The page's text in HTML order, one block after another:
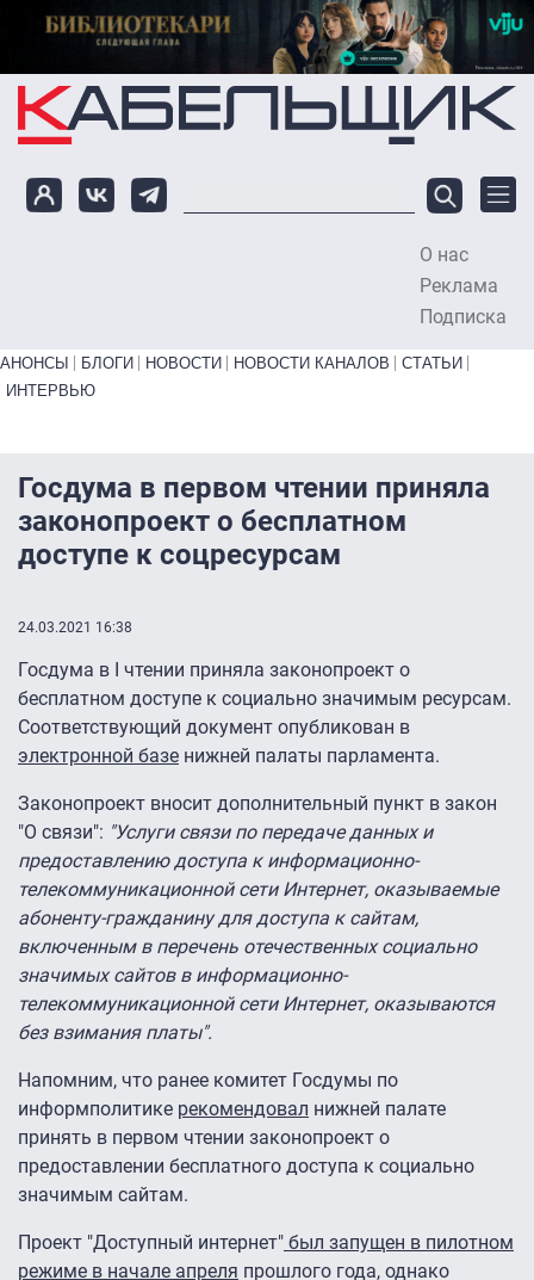
Перейти к основному содержанию
О нас
Реклама
Подписка
Primary links bottom
АНОНСЫ БЛОГИ НОВОСТИ НОВОСТИ КАНАЛОВ
СТАТЬИ
ИНТЕРВЬЮ
Госдума в первом чтении приняла
законопроект о бесплатном
доступе к соцресурсам
24.03.2021 16:38
Госдума в I чтении приняла законопроект о
бесплатном доступе к социально значимым ресурсам.
Соответствующий документ опубликован в
электронной базе нижней палаты парламента.
Законопроект вносит дополнительный пункт в закон
"О связи": "Услуги связи по передаче данных и
предоставлению доступа к информационно-
телекоммуникационной сети Интернет, оказываемые
абоненту-гражданину для доступа к сайтам,
включенным в перечень отечественных социально
значимых сайтов в информационно-
телекоммуникационной сети Интернет, оказываются
без взимания платы".
Напомним, что ранее комитет Госдумы по
информполитике рекомендовал нижней палате
принять в первом чтении законопроект о
предоставлении бесплатного доступа к социально
значимым сайтам.
Проект "Доступный интернет" был запущен в пилотном
режиме в начале апреля прошлого года, однако